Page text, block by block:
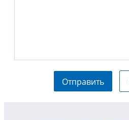
Отправить